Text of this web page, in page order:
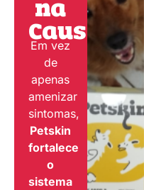
Causa:
Em vez
de
apenas
amenizar
sintomas,
Petskin
fortalece
o
sistema